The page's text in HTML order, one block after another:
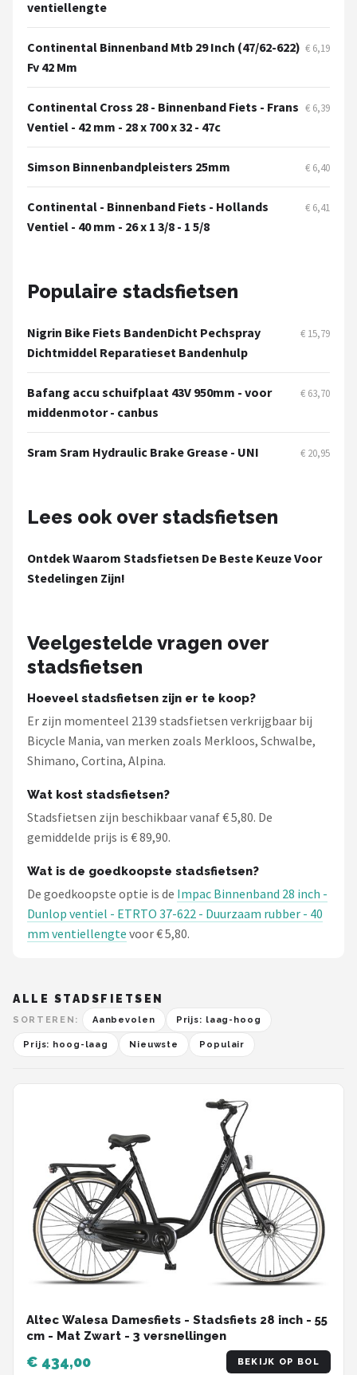
ventiellengte
Continental Binnenband Mtb 29 Inch (47/62-622)
Fv 42 Mm
€ 6,19
Continental Cross 28 - Binnenband Fiets - Frans
Ventiel - 42 mm - 28 x 700 x 32 - 47c
€ 6,39
Simson Binnenbandpleisters 25mm € 6,40
Continental - Binnenband Fiets - Hollands
Ventiel - 40 mm - 26 x 1 3/8 - 1 5/8
€ 6,41
Populaire stadsfietsen
Nigrin Bike Fiets BandenDicht Pechspray
Dichtmiddel Reparatieset Bandenhulp
€ 15,79
Bafang accu schuifplaat 43V 950mm - voor
middenmotor - canbus
€ 63,70
Sram Sram Hydraulic Brake Grease - UNI € 20,95
Lees ook over stadsfietsen
Ontdek Waarom Stadsfietsen De Beste Keuze Voor
Stedelingen Zijn!
Veelgestelde vragen over
stadsfietsen
Hoeveel stadsfietsen zijn er te koop?
Er zijn momenteel 2139 stadsfietsen verkrijgbaar bij
Bicycle Mania, van merken zoals Merkloos, Schwalbe,
Shimano, Cortina, Alpina.
Wat kost stadsfietsen?
Stadsfietsen zijn beschikbaar vanaf € 5,80. De
gemiddelde prijs is € 89,90.
Wat is de goedkoopste stadsfietsen?
De goedkoopste optie is de Impac Binnenband 28 inch -
Dunlop ventiel - ETRTO 37-622 - Duurzaam rubber - 40
mm ventiellengte voor € 5,80.
ALLE STADSFIETSEN
SORTEREN: Aanbevolen Prijs: laag-hoog
Prijs: hoog-laag Nieuwste Populair
Altec Walesa Damesfiets - Stadsfiets 28 inch - 55
cm - Mat Zwart - 3 versnellingen
€ 434,00 BEKIJK OP BOL